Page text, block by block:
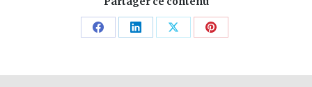
Share
Facebook
Share
LinkedIn
Share
X
Share
Pinterest